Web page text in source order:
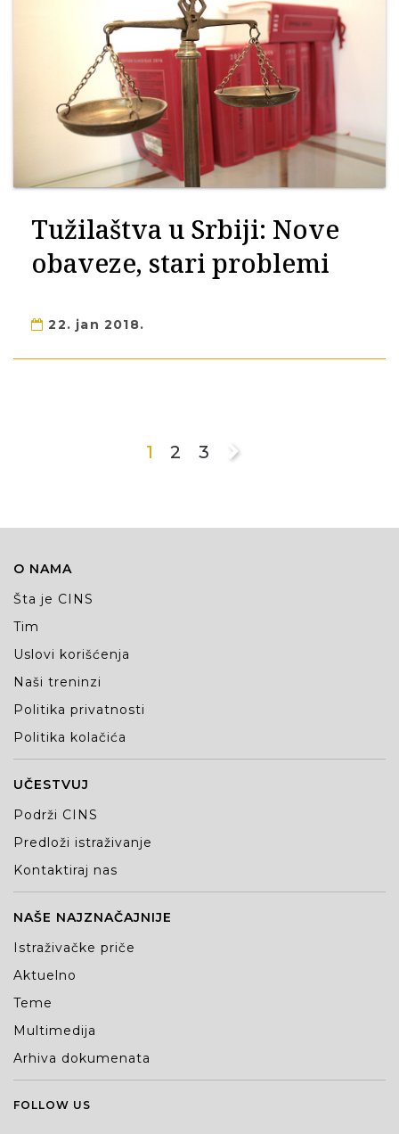
Tužilaštva u Srbiji: Nove
obaveze, stari problemi
22. jan 2018.
1 2 3
O NAMA
Šta je CINS
Tim
Uslovi korišćenja
Naši treninzi
Politika privatnosti
Politika kolačića
UČESTVUJ
Podrži CINS
Predloži istraživanje
Kontaktiraj nas
NAŠE NAJZNAČAJNIJE
Istraživačke priče
Aktuelno
Teme
Multimedija
Arhiva dokumenata
FOLLOW US